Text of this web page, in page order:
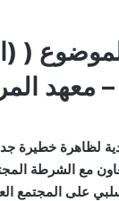
(
معهد
لظاهرة خطيرة
مع الشرطة
سلبي على المجتمع